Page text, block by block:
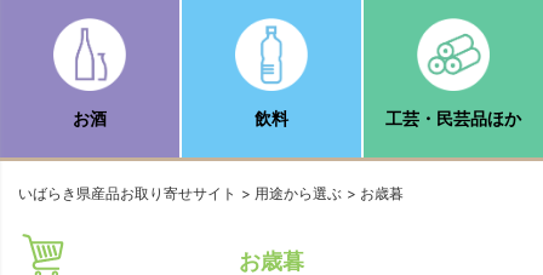
お酒 飲料 工芸・民芸品ほか
いばらき県産品お取り寄せサイト 用途から選ぶ お歳暮
お歳暮